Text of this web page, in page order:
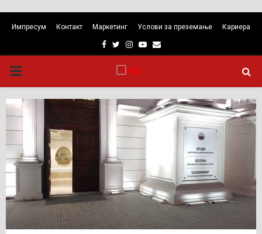
Импресум Контакт Маркетинг Услови за преземање Кариера
Facebook
TwitterInstagram
Youtube
Email
PRIMARY
MENU